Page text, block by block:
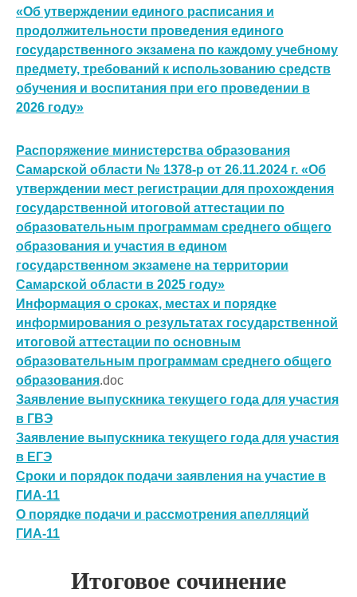
«Об утверждении единого расписания и
продолжительности проведения единого
государственного экзамена по каждому учебному
предмету, требований к использованию средств
обучения и воспитания при его проведении в
2026 году»
Распоряжение министерства образования
Самарской области № 1378-р от 26.11.2024 г. «Об
утверждении мест регистрации для прохождения
государственной итоговой аттестации по
образовательным программам среднего общего
образования и участия в едином
государственном экзамене на территории
Самарской области в 2025 году»
Информация о сроках, местах и порядке
информирования о результатах государственной
итоговой аттестации по основным
образовательным программам среднего общего
образования.doc
Заявление выпускника текущего года для участия
в ГВЭ
Заявление выпускника текущего года для участия
в ЕГЭ
Сроки и порядок подачи заявления на участие в
ГИА-11
О порядке подачи и рассмотрения апелляций
ГИА-11
Итоговое сочинение